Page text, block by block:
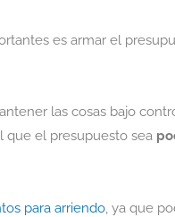
es armar el
las cosas bajo
que el presupuesto sea
para arriendo , ya que